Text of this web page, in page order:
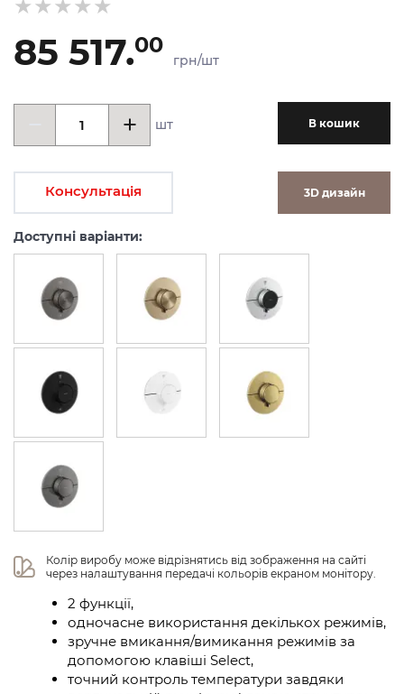
85 517.00
грн/шт
шт В кошик
Консультація 3D дизайн
Доступні варіанти:
Колір виробу може відрізнятись від зображення на сайті
через налаштування передачі кольорів екраном монітору.
2 функції,
одночасне використання декількох режимів,
зручне вмикання/вимикання режимів за
допомогою клавіші Select,
точний контроль температури завдяки